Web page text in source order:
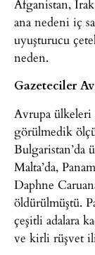
Afganistan,
ana nedeni iç
uyuşturucu
neden.
Gazeteciler
Avrupa ülkeleri
görülmedik
Bulgaristan’da
Malta’da,
Daphne
öldürülmüştü.
çeşitli adalara
ve kirli rüşvet